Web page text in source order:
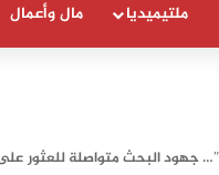
ملتيميديا مال وأعمال